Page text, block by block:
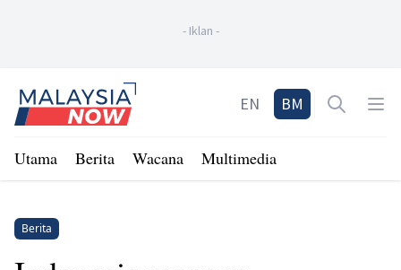
- Iklan -
Home
EN BM Open
Utama Berita Wacana Multimedia
Berita